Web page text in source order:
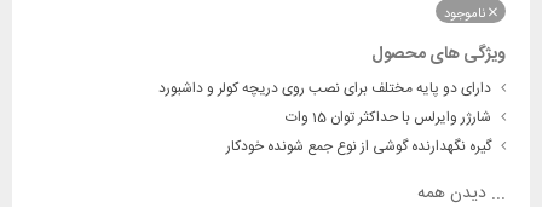
ناموجود
ویژگی های محصول
دارای دو پایه مختلف برای نصب روی دریچه کولر و داشبورد
شارژر وایرلس با حداکثر توان 15 وات
گیره نگهدارنده گوشی از نوع جمع شونده خودکار
... دیدن همه